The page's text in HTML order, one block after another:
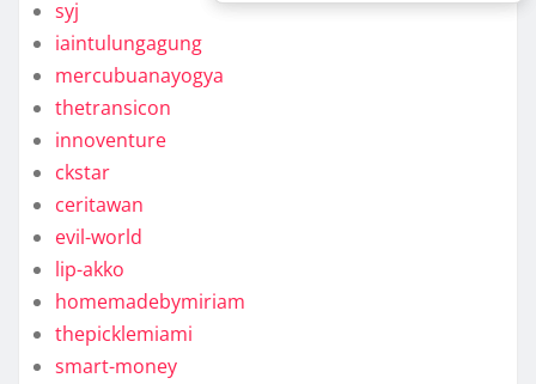
syj
iaintulungagung
mercubuanayogya
thetransicon
innoventure
ckstar
ceritawan
evil-world
lip-akko
homemadebymiriam
thepicklemiami
smart-money